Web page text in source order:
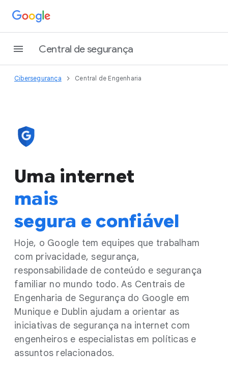
Central de segurança
Cibersegurança Central de Engenharia
Uma internet
mais
segura e confiável
Hoje, o Google tem equipes que trabalham
com privacidade, segurança,
responsabilidade de conteúdo e segurança
familiar no mundo todo. As Centrais de
Engenharia de Segurança do Google em
Munique e Dublin ajudam a orientar as
iniciativas de segurança na internet com
engenheiros e especialistas em políticas e
assuntos relacionados.